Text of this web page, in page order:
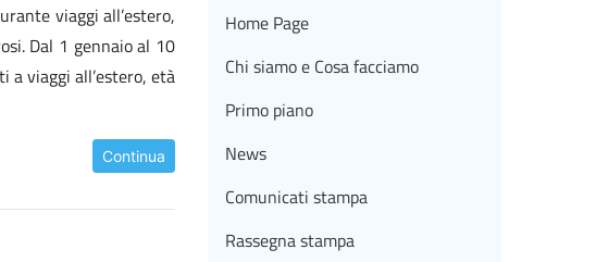
viaggi all’estero,
Dal 1 gennaio al 10
a viaggi all’estero, età
Continua
Home Page
Chi siamo e Cosa facciamo
Primo piano
News
Comunicati stampa
Rassegna stampa